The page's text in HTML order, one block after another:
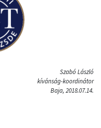
Szabó László
kívánság-koordinátor
Baja, 2018.07.14.